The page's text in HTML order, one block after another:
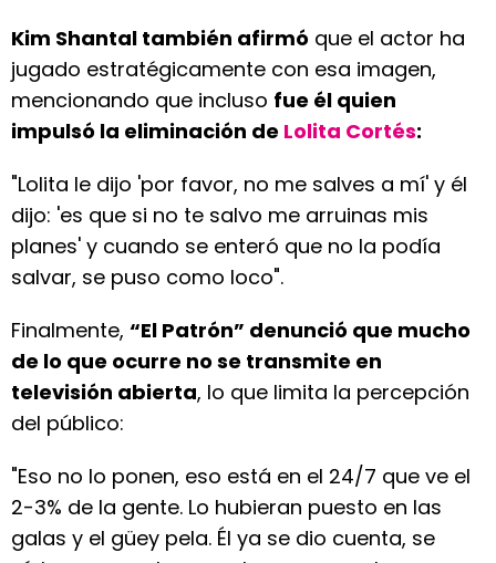
Kim Shantal también afirmó que el actor ha
jugado estratégicamente con esa imagen,
mencionando que incluso fue él quien
impulsó la eliminación de Lolita Cortés:
"Lolita le dijo 'por favor, no me salves a mí' y él
dijo: 'es que si no te salvo me arruinas mis
planes' y cuando se enteró que no la podía
salvar, se puso como loco".
Finalmente, “El Patrón” denunció que mucho
de lo que ocurre no se transmite en
televisión abierta, lo que limita la percepción
del público:
"Eso no lo ponen, eso está en el 24/7 que ve el
2-3% de la gente. Lo hubieran puesto en las
galas y el güey pela. Él ya se dio cuenta, se